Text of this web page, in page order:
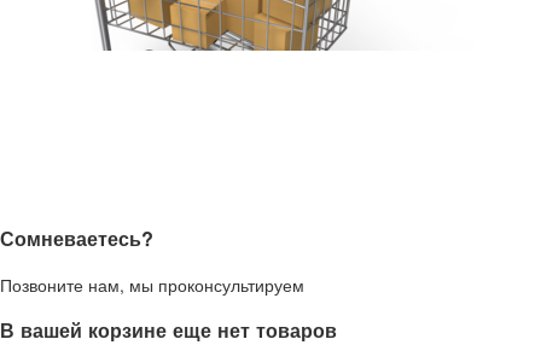
Сомневаетесь?
Позвоните нам, мы проконсультируем
В вашей корзине еще нет товаров